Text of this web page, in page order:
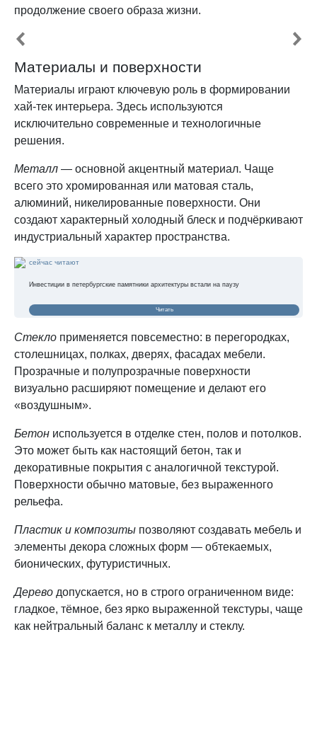
продолжение своего образа жизни.
Материалы и поверхности
Материалы играют ключевую роль в формировании
хай-тек интерьера. Здесь используются
исключительно современные и технологичные
решения.
Металл — основной акцентный материал. Чаще
всего это хромированная или матовая сталь,
алюминий, никелированные поверхности. Они
создают характерный холодный блеск и подчёркивают
индустриальный характер пространства.
сейчас читают
Инвестиции в петербургские памятники архитектуры встали на паузу
Читать
Стекло применяется повсеместно: в перегородках,
столешницах, полках, дверях, фасадах мебели.
Прозрачные и полупрозрачные поверхности
визуально расширяют помещение и делают его
«воздушным».
Бетон используется в отделке стен, полов и потолков.
Это может быть как настоящий бетон, так и
декоративные покрытия с аналогичной текстурой.
Поверхности обычно матовые, без выраженного
рельефа.
Пластик и композиты позволяют создавать мебель и
элементы декора сложных форм — обтекаемых,
бионических, футуристичных.
Дерево допускается, но в строго ограниченном виде:
гладкое, тёмное, без ярко выраженной текстуры, чаще
как нейтральный баланс к металлу и стеклу.